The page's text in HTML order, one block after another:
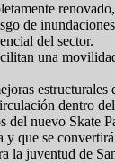
de
del sector.
una
estructurales
dentro
del nuevo Skate
y que se
la juventud de